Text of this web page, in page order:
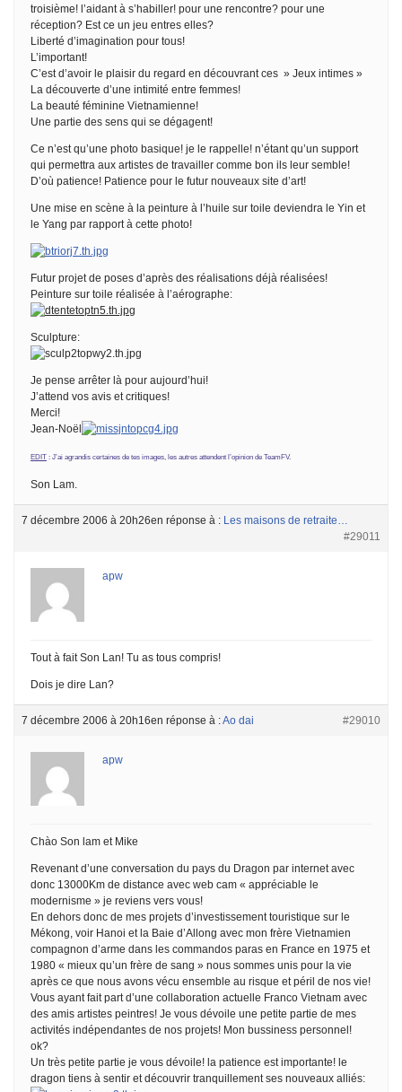
troisième! l’aidant à s’habiller! pour une rencontre? pour une
réception? Est ce un jeu entres elles?
Liberté d’imagination pour tous!
L’important!
C’est d’avoir le plaisir du regard en découvrant ces » Jeux intimes »
La découverte d’une intimité entre femmes!
La beauté féminine Vietnamienne!
Une partie des sens qui se dégagent!
Ce n’est qu’une photo basique! je le rappelle! n’étant qu’un support
qui permettra aux artistes de travailler comme bon ils leur semble!
D’où patience! Patience pour le futur nouveaux site d’art!
Une mise en scène à la peinture à l’huile sur toile deviendra le Yin et
le Yang par rapport à cette photo!
Futur projet de poses d’après des réalisations déjà réalisées!
Peinture sur toile réalisée à l’aérographe:
Sculpture:
Je pense arrêter là pour aujourd’hui!
J’attend vos avis et critiques!
Merci!
Jean-Noël
EDIT : J’ai agrandis certaines de tes images, les autres attendent l’opinion de TeamFV.
Son Lam.
7 décembre 2006 à 20h26en réponse à : Les maisons de retraite…
#29011
apw
Tout à fait Son Lan! Tu as tous compris!
Dois je dire Lan?
7 décembre 2006 à 20h16en réponse à :Ao dai #29010
apw
Chào Son lam et Mike
Revenant d’une conversation du pays du Dragon par internet avec
donc 13000Km de distance avec web cam « appréciable le
modernisme » je reviens vers vous!
En dehors donc de mes projets d’investissement touristique sur le
Mékong, voir Hanoi et la Baie d’Allong avec mon frère Vietnamien
compagnon d’arme dans les commandos paras en France en 1975 et
1980 « mieux qu’un frère de sang » nous sommes unis pour la vie
après ce que nous avons vécu ensemble au risque et péril de nos vie!
Vous ayant fait part d’une collaboration actuelle Franco Vietnam avec
des amis artistes peintres! Je vous dévoile une petite partie de mes
activités indépendantes de nos projets! Mon bussiness personnel!
ok?
Un très petite partie je vous dévoile! la patience est importante! le
dragon tiens à sentir et découvrir tranquillement ses nouveaux alliés: